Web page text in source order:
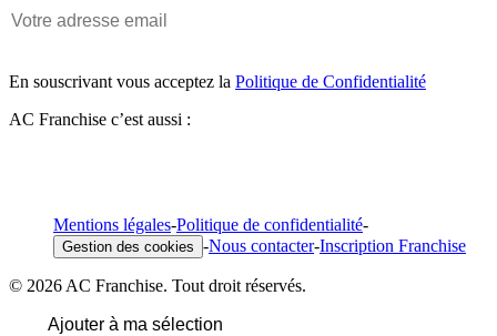
En souscrivant vous acceptez la Politique de Confidentialité
AC Franchise c’est aussi :
Mentions légales-Politique de confidentialité-
Gestion des cookies -Nous contacter-Inscription Franchise
© 2026 AC Franchise. Tout droit réservés.
Ajouter à ma sélection